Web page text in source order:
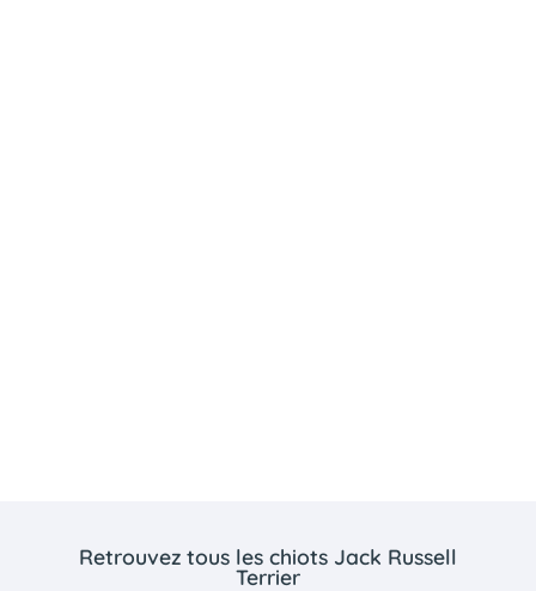
Retrouvez tous les chiots Jack Russell
Terrier